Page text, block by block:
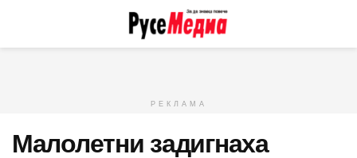
РЕКЛАМА
Малолетни задигнаха